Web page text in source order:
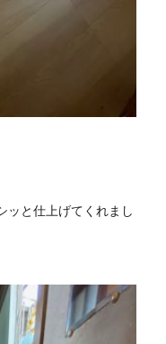
ッと仕上げてくれまし